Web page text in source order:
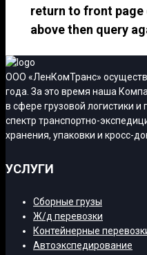
return to front page
above then query
ООО «ЛенКомТранс»
года. За это время наша
в сфере грузовой логистики
спектр транспортно-
хранения, упаковки и кросс-
УСЛУГИ
Сборные грузы
Ж/д перевозки
Контейнерные
Автоэкспедирование